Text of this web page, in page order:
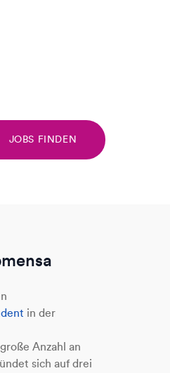
JOBS FINDEN
in der
Anzahl an
sich auf drei